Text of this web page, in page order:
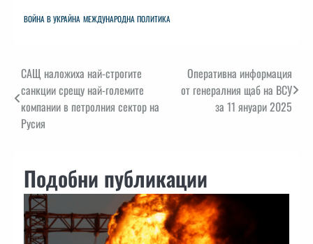
ВОЙНА В УКРАЙНА МЕЖДУНАРОДНА ПОЛИТИКА
Навигация
САЩ наложиха най-строгите
санкции срещу най-големите
компании в петролния сектор на
Русия
Оперативна информация
от генералния щаб на ВСУ
за 11 януари 2025
Подобни публикации